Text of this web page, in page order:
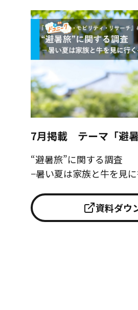
7月掲載 テーマ「避暑
“避暑旅”に関する調査
−暑い夏は家族と牛を見
資料ダウ